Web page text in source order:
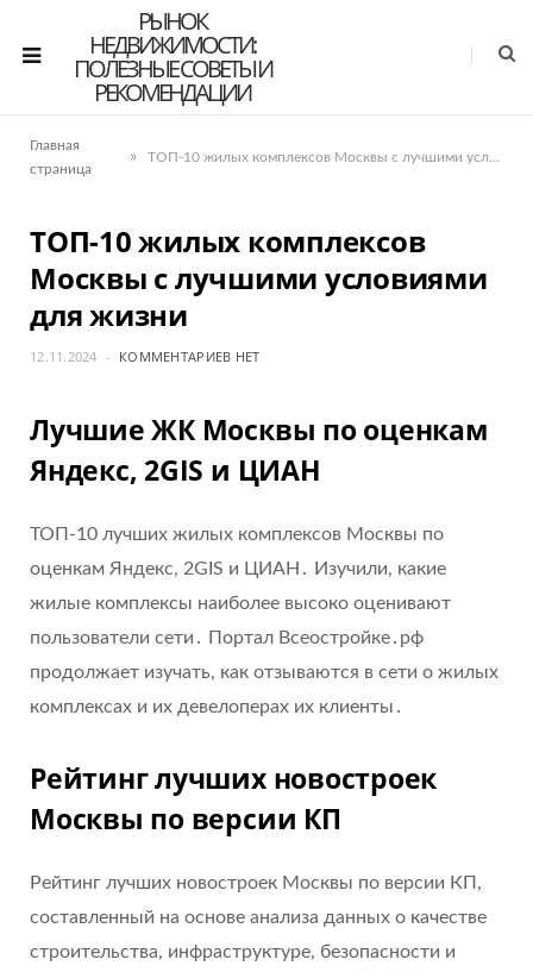
РЫНОК
НЕДВИЖИМОСТИ:
ПОЛЕЗНЫЕ СОВЕТЫ И
РЕКОМЕНДАЦИИ
Главная
страница
»
ТОП-10 жилых комплексов
Москвы с лучшими условиями
для жизни
12.11.2024 КОММЕНТАРИЕВ НЕТ
Лучшие ЖК Москвы по оценкам
Яндекс, 2GIS и ЦИАН
ТОП-10 лучших жилых комплексов Москвы по
оценкам Яндекс, 2GIS и ЦИАН․ Изучили, какие
жилые комплексы наиболее высоко оценивают
пользователи сети․ Портал Всеостройке․рф
продолжает изучать, как отзываются в сети о жилых
комплексах и их девелоперах их клиенты․
Рейтинг лучших новостроек
Москвы по версии КП
Рейтинг лучших новостроек Москвы по версии КП,
составленный на основе анализа данных о качестве
строительства, инфраструктуре, безопасности и